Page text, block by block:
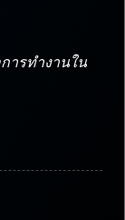
ารทำงานใน